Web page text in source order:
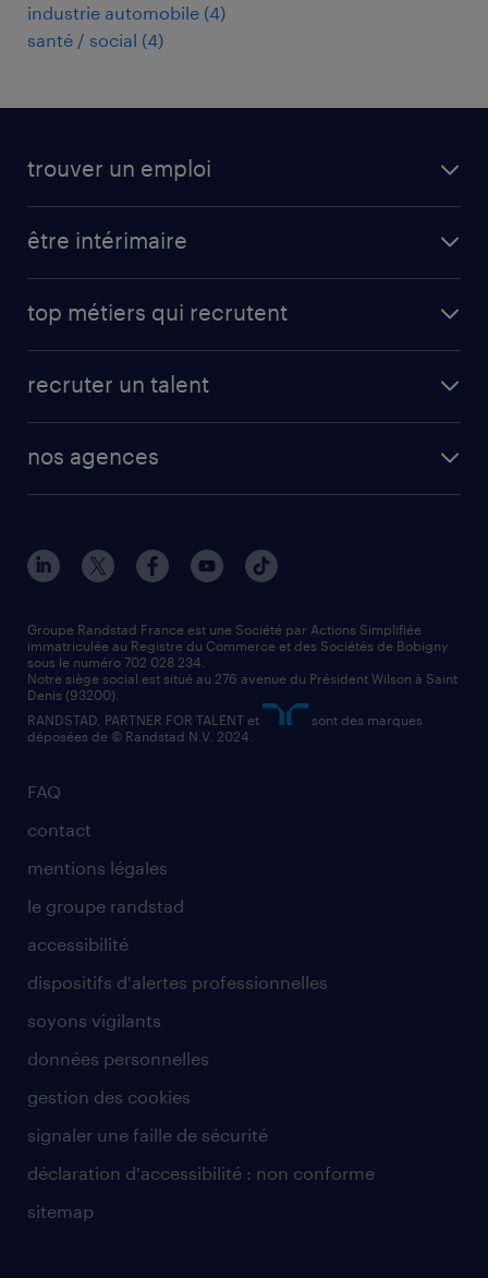
industrie automobile (4)
santé / social (4)
trouver un emploi
créer un compte candidat
être intérimaire
app talent / portail web
top métiers qui recrutent
manutentionnaire
assistant administratif
comptable
recruter un talent
solutions opérationnelles
contact entreprise
faq intérim / recrutement
nos agences
nos agences par ville
nos agences par région
nos cabinets de recrutement
FAQ
contact
mentions légales
le groupe randstad
accessibilité
dispositifs d'alertes professionnelles
soyons vigilants
données personnelles
gestion des cookies
signaler une faille de sécurité
déclaration d'accessibilité : non conforme
sitemap
Groupe Randstad France est une Société par Actions Simplifiée
immatriculée au Registre du Commerce et des Sociétés de Bobigny
sous le numéro 702 028 234.
Notre siège social est situé au 276 avenue du Président Wilson à Saint
Denis (93200).
RANDSTAD, PARTNER FOR TALENT et
sont des marques
déposées de © Randstad N.V. 2024.